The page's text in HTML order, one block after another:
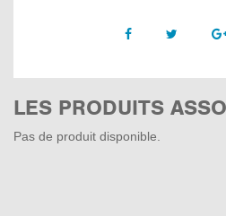
Facebook Twitter
LES PRODUITS
Pas de produit disponible.